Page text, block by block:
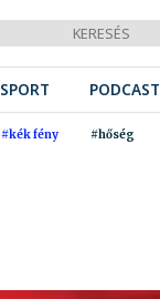
SPORT PODCAST
#kék fény #hőség